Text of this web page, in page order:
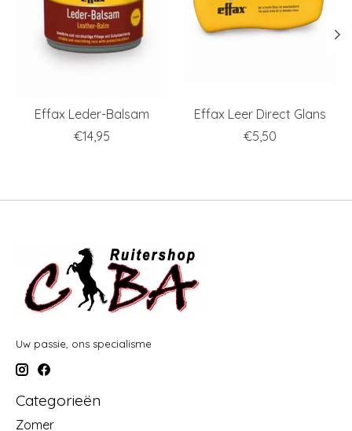
Effax Leder-Balsam
€14,95
Effax Leer Direct Glans
€5,50
Uw passie, ons specialisme
Categorieën
Zomer